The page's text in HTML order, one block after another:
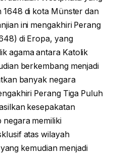
1648 di kota Münster dan
ini mengakhiri Perang
di Eropa, yang
agama antara Katolik
berkembang menjadi
banyak negara
Perang Tiga Puluh
kesepakatan
memiliki
atas wilayah
kemudian menjadi